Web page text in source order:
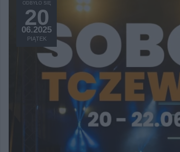
ODBYŁO SIĘ
20
06.2025
PIĄTEK